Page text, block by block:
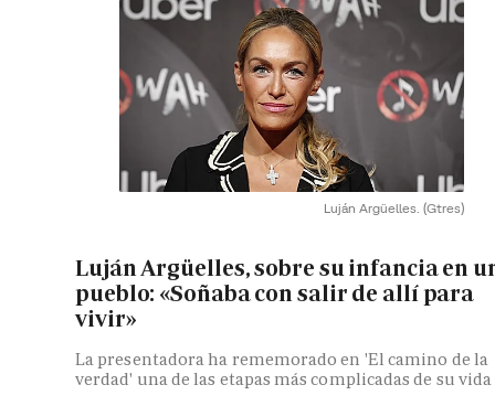
Luján Argüelles. (Gtres)
Luján Argüelles, sobre su infancia en
pueblo: «Soñaba con salir de allí para
vivir»
La presentadora ha rememorado en 'El camino de la
verdad' una de las etapas más complicadas de su vida